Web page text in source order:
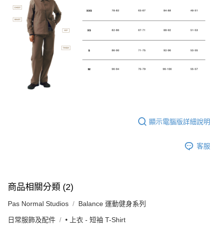
顯示電腦版詳細說明
客服
商品相關分類 (2)
Pas Normal Studios Balance 運動健身系列
日常服飾及配件 • 上衣 - 短袖 T-Shirt